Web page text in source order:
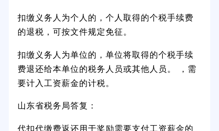
扣缴义务人为个人的，个人取得的个税手续费
的退税，可按文件规定免征。
扣缴义务人为单位的，单位将取得的个税手续
费退还给本单位的税务人员或其他人员。 ，需
要计入工资薪金的计税。
山东省税务局答复：
代扣代缴费返还用于奖励需要支付工资薪金的